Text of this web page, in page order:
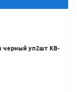
уп2шт КВ-